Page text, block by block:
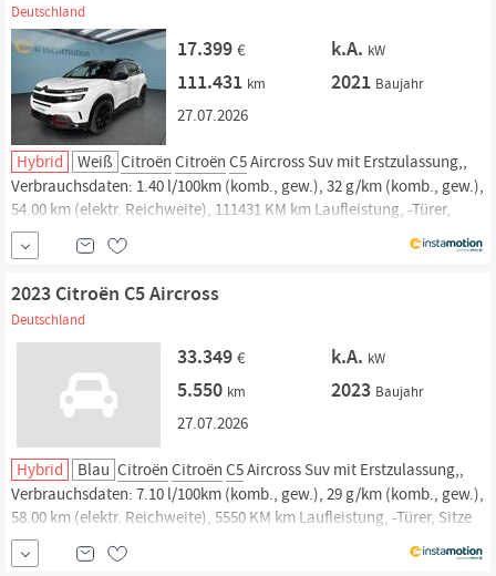
Deutschland
17.399 € k.A. kW
111.431 km 2021 Baujahr
27.07.2026
Hybrid Weiß Citroën Citroën C5Aircross Suv mit Erstzulassung,,
Verbrauchsdaten: 1.40 l/100km (komb., gew.), 32 g/km (komb., gew.),
54.00 km (elektr. Reichweite), 111431 KM km Laufleistung, -Türer,
Sitze und. Jetzt bei instamotion online kaufen oder günstig
finanzieren. Nur geprüfte Fahrzeuge mit Garantie, 14 Tage
2023 Citroën C5 Aircross
Deutschland
33.349 € k.A. kW
5.550 km 2023 Baujahr
27.07.2026
Hybrid Blau Citroën Citroën C5Aircross Suv mit Erstzulassung,,
Verbrauchsdaten: 7.10 l/100km (komb., gew.), 29 g/km (komb., gew.),
58.00 km (elektr. Reichweite), 5550 KM km Laufleistung, -Türer, Sitze
und. Jetzt bei instamotion online kaufen oder günstig finanzieren.
Nur geprüfte Fahrzeuge mit Garantie, 14 Tage Rückgaberecht und...